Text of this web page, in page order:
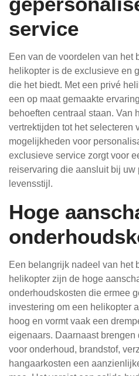
service
Een van de voordelen van het
helikopter is de exclusieve en
die het biedt. Met een privé
een op maat gemaakte
behoeften centraal staan. Van
vertrektijden tot het selecteren
mogelijkheden voor
exclusieve service zorgt voor
reiservaring die aansluit bij
levensstijl.
Hoge
Een belangrijk nadeel van het
helikopter zijn de hoge
onderhoudskosten die ermee
investering om een helikopter
hoog en vormt vaak een
eigenaars. Daarnaast brengen
voor onderhoud, brandstof,
hangaarkosten een